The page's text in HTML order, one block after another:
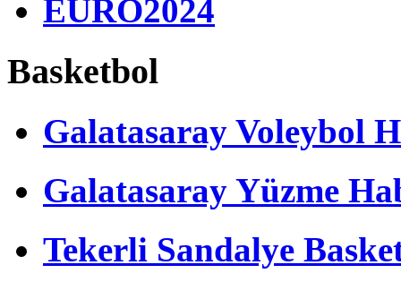
EURO2024
Basketbol
Galatasaray Voleybol
Galatasaray Yüzme
Tekerli Sandalye